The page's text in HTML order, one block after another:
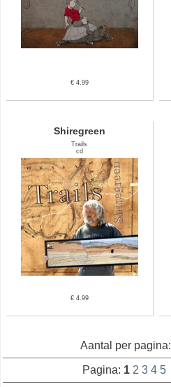
€ 4.99
Shiregreen
Trails
cd
€ 4.99
Aantal per pagina:
Pagina: 1 2 3 4 5